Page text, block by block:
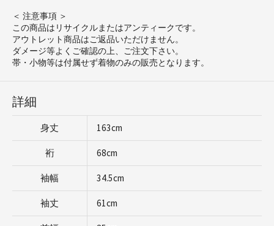
＜ 注意事項 ＞
この商品はリサイクルまたはアンティークです。
アウトレット商品はご返品いただけません。
ダメージ等よくご確認の上、ご注文下さい。
帯・小物等は付属せず着物のみの販売となります。
詳細
身丈 163cm
裄 68cm
袖幅 34.5cm
袖丈 61cm